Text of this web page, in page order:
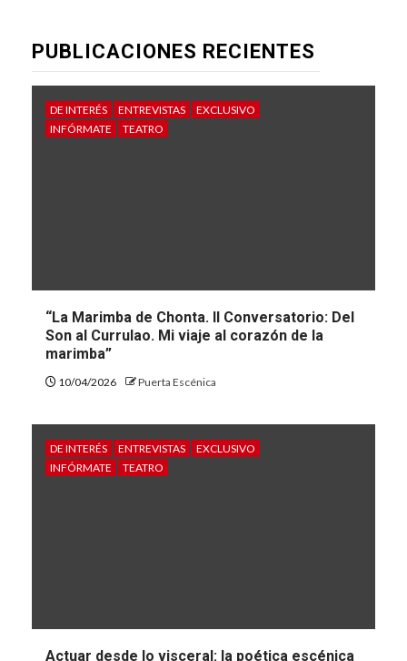
PUBLICACIONES RECIENTES
DE INTERÉS ENTREVISTAS
EXCLUSIVO
INFÓRMATE
TEATRO
“La Marimba de Chonta. II Conversatorio: Del
Son al Currulao. Mi viaje al corazón de la
marimba”
10/04/2026 Puerta Escénica
DE INTERÉS ENTREVISTAS
EXCLUSIVO
INFÓRMATE
TEATRO
Actuar desde lo visceral: la poética escénica